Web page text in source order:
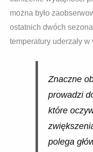
można było
ostatnich dwóch
temperatury uderzały
Znaczne
prowadzi
które
polega